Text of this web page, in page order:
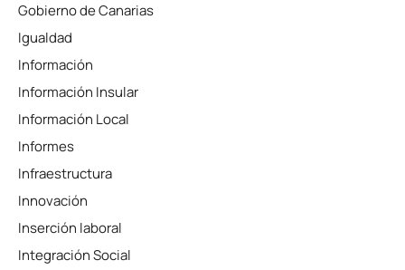
Gobierno de Canarias
Igualdad
Información
Información Insular
Información Local
Informes
Infraestructura
Innovación
Inserción laboral
Integración Social